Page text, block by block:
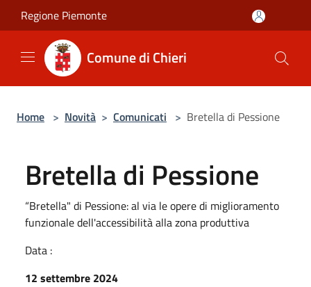
Salta al contenuto principale
Regione Piemonte
Comune di Chieri
Home > Novità > Comunicati > Bretella di Pessione
Bretella di Pessione
“Bretella" di Pessione: al via le opere di miglioramento
funzionale dell'accessibilità alla zona produttiva
Data :
12 settembre 2024